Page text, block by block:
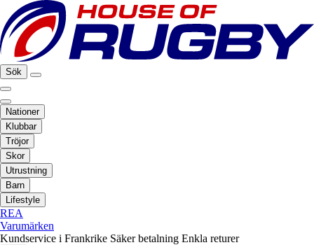
Sök
Nationer
Klubbar
Tröjor
Skor
Utrustning
Barn
Lifestyle
REA
Varumärken
Kundservice i Frankrike Säker betalning Enkla returer